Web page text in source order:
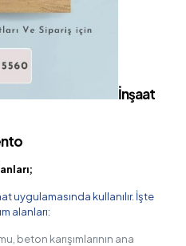
İnşaat
uygulamasında kullanılır. İşte
alanları:
beton karışımlarının ana